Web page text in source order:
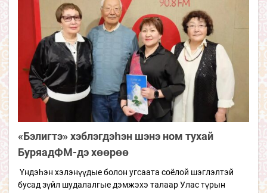
«Бэлигтэ» хэблэгдэһэн шэнэ ном тухай
БуряадФМ-дэ хөөрөө
Үндэһэн хэлэнүүдые болон угсаата соёлой шэглэлтэй
бусад зүйл шудалалгые дэмжэхэ талаар Улас түрын